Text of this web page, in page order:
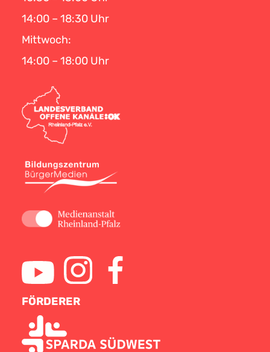
14:00 – 18:30 Uhr
Mittwoch:
14:00 – 18:00 Uhr
FÖRDERER